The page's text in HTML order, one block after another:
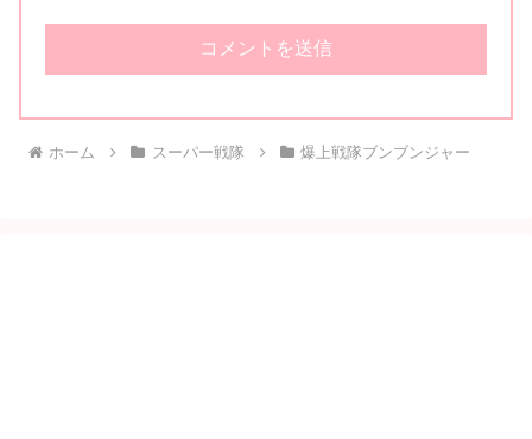
ホーム スーパー戦隊 爆上戦隊ブンブンジャー